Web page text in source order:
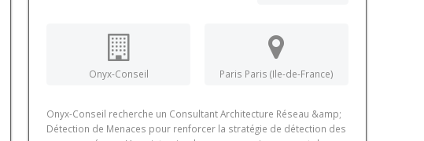
Onyx-Conseil Paris Paris (Ile-de-France)
Onyx-Conseil recherche un Consultant Architecture Réseau &amp;
Détection de Menaces pour renforcer la stratégie de détection des